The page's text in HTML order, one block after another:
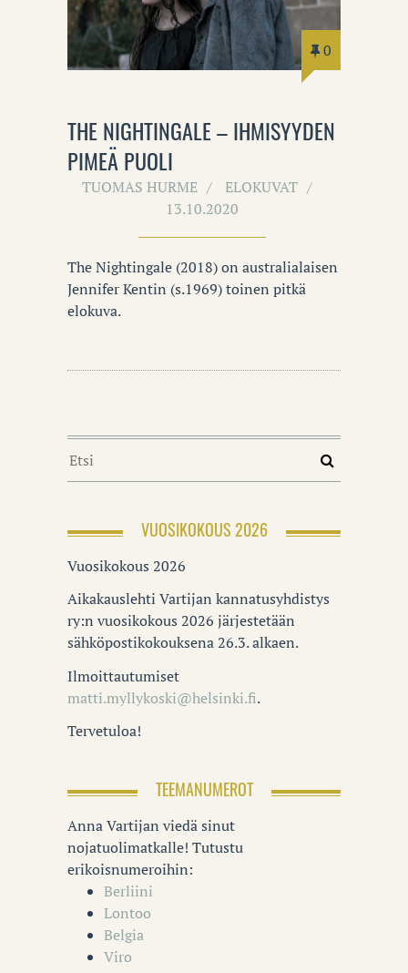
0
THE NIGHTINGALE – IHMISYYDEN
PIMEÄ PUOLI
TUOMAS HURME
ELOKUVAT
13.10.2020
The Nightingale (2018) on australialaisen
Jennifer Kentin (s.1969) toinen pitkä
elokuva.
VUOSIKOKOUS 2026
Vuosikokous 2026
Aikakauslehti Vartijan kannatusyhdistys
ry:n vuosikokous 2026 järjestetään
sähköpostikokouksena 26.3. alkaen.
Ilmoittautumiset
matti.myllykoski@helsinki.fi.
Tervetuloa!
TEEMANUMEROT
Anna Vartijan viedä sinut
nojatuolimatkalle! Tutustu
erikoisnumeroihin:
Berliini
Lontoo
Belgia
Viro